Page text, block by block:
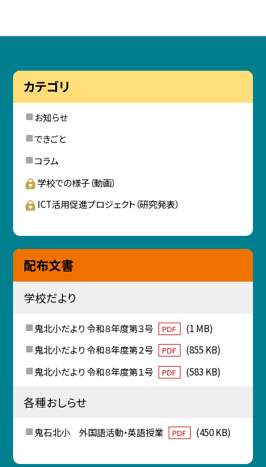
カテゴリ
お知らせ
できごと
コラム
学校での様子（動画）
ICT活用促進プロジェクト（研究発表）
配布文書
学校だより
鬼北小だより 令和８年度第３号 PDF
(1 MB)
鬼北小だより 令和８年度第２号
PDF
(855 KB)
鬼北小だより 令和８年度第１号
PDF (583 KB)
各種おしらせ
鬼石北小 外国語活動・英語授業 PDF (450 KB)